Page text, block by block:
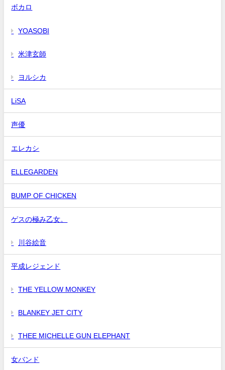
ボカロ
YOASOBI
米津玄師
ヨルシカ
LiSA
声優
エレカシ
ELLEGARDEN
BUMP OF CHICKEN
ゲスの極み乙女。
川谷絵音
平成レジェンド
THE YELLOW MONKEY
BLANKEY JET CITY
THEE MICHELLE GUN ELEPHANT
女バンド